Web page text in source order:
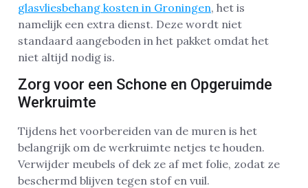
glasvliesbehang kosten in Groningen, het is
namelijk een extra dienst. Deze wordt niet
standaard aangeboden in het pakket omdat het
niet altijd nodig is.
Zorg voor een Schone en Opgeruimde
Werkruimte
Tijdens het voorbereiden van de muren is het
belangrijk om de werkruimte netjes te houden.
Verwijder meubels of dek ze af met folie, zodat ze
beschermd blijven tegen stof en vuil.